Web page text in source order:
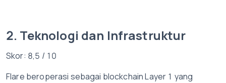
2. Teknologi dan Infrastruktur
Skor: 8,5 / 10
Flare beroperasi sebagai blockchain Layer 1 yang